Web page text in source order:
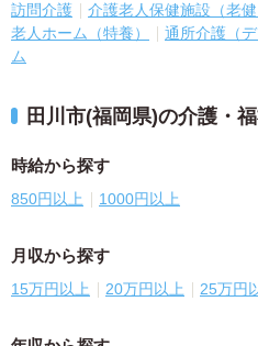
訪問介護 介護老人保健施設（老健
老人ホーム（特養）
通所介護（デ
ム
田川市(福岡県)の介護・
時給から探す
850円以上 1000円以上
月収から探す
15万円以上 20万円以上 25万円